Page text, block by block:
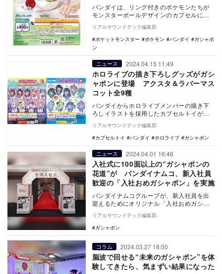
バンダイは、リング付きのポケモンたちが
モンスターボールデザインのカプセルに入
った「ポケモンリング」の第7弾となるカプ
セルトイ「R…
リアルサウンドテック編集部
ポケットモンスター
ポケモン バンダイ
ガシャポ
ン
ニュース 2024.04.15 11:49
ホロライブの描き下ろしグッズがガシ
ャポンに登場 アクスタ＆ラバーマス
コット全9種
バンダイからホロライブメンバーの描き下
ろしイラストを採用したカプセルトイが発
売する。発売するのは『ホロライブ カプセ
ルラバーマス…
リアルサウンドテック編集部
カプセルトイ
バンダイ ホロライブ ガシャポン
ニュース 2024.04.01 16:46
入社式に100面以上の“ガシャポンの
花道”が バンダイナムコ、新入社員
歓迎の「入社おめガシャポン」を実施
バンダイナムコグループが、新入社員を出
迎えるためにオリジナル「入社おめガシャ
ポン」を企画、実施したことが発表され
た。エンターテイ…
リアルサウンドテック編集部
ガシャポン
コラム 2024.03.27 18:00
脳波で回せる“未来のガシャポン”を体
験してきたら、気まずい結果になった